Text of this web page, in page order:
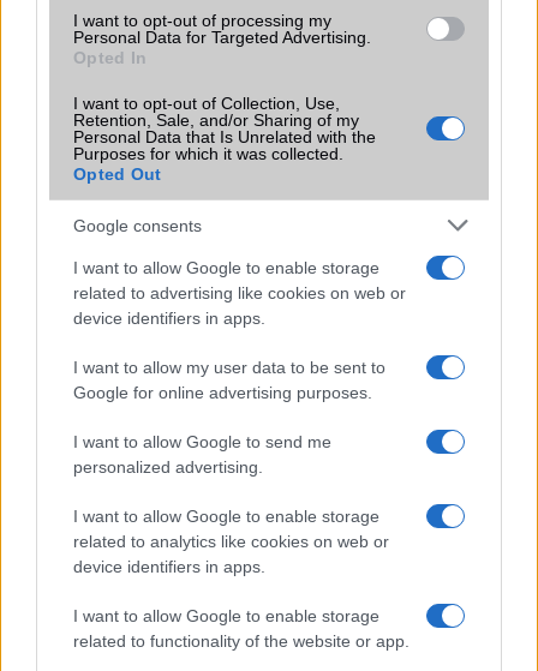
I want to opt-out of processing my
Personal Data for Targeted Advertising.
Opted In
I want to opt-out of Collection, Use,
Retention, Sale, and/or Sharing of my
Personal Data that Is Unrelated with the
Purposes for which it was collected.
Opted Out
Google consents
I want to allow Google to enable storage
related to advertising like cookies on web or
device identifiers in apps.
I want to allow my user data to be sent to
Google for online advertising purposes.
I want to allow Google to send me
personalized advertising.
I want to allow Google to enable storage
related to analytics like cookies on web or
device identifiers in apps.
I want to allow Google to enable storage
related to functionality of the website or app.
269.000 Ft (új)
Apple iPhone 16
Euro Gsm
247.000 Ft (új)
Apple iPhone 16 Pro Max